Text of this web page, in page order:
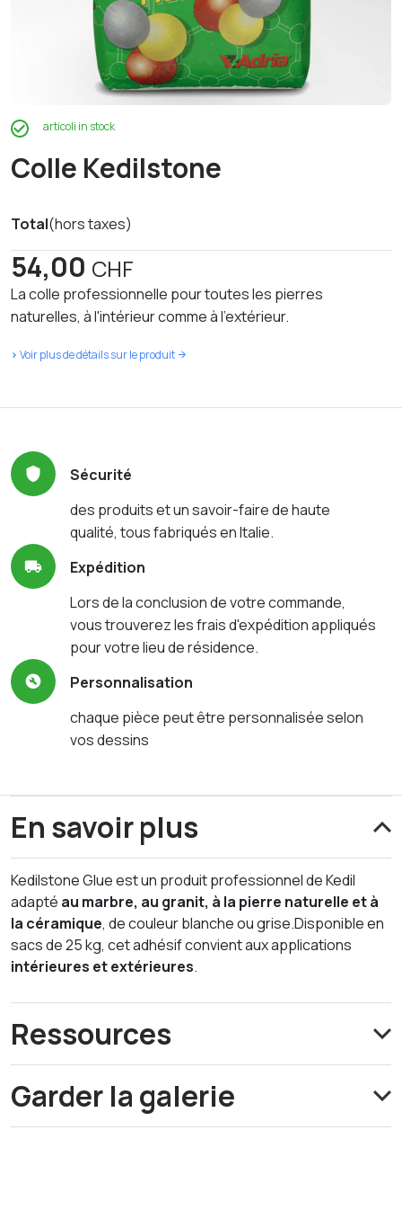
articoli in stock
Colle Kedilstone
Total(hors taxes)
54,00 CHF
La colle professionnelle pour toutes les pierres
naturelles, à l'intérieur comme à l'extérieur.
> Voir plus de détails sur le produit
Sécurité
des produits et un savoir-faire de haute
qualité, tous fabriqués en Italie.
Expédition
Lors de la conclusion de votre commande,
vous trouverez les frais d'expédition appliqués
pour votre lieu de résidence.
Personnalisation
chaque pièce peut être personnalisée selon
vos dessins
En savoir plus
Kedilstone Glue est un produit professionnel de Kedil
adapté au marbre, au granit, à la pierre naturelle et à
la céramique, de couleur blanche ou grise.Disponible en
sacs de 25 kg, cet adhésif convient aux applications
intérieures et extérieures.
Ressources
Garder la galerie